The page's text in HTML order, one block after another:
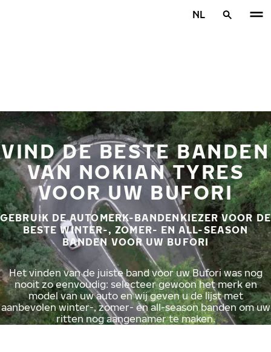
NL
VIND DE BESTE BANDEN
VAN NOKIAN TYRES
VOOR UW BUFORI
GEBRUIK DE AUTOMERK-BANDENKIEZER VOOR DE
BESTE WINTER-, ZOMER- EN ALL-SEASON
BANDEN VOOR UW BUFORI
Het vinden van de juiste band voor uw Bufori was nog
nooit zo eenvoudig: selecteer gewoon het merk en
model van uw auto en wij geven u de lijst met
aanbevolen winter-, zomer- en all-season banden om uw
ritten nog aangenamer te maken.